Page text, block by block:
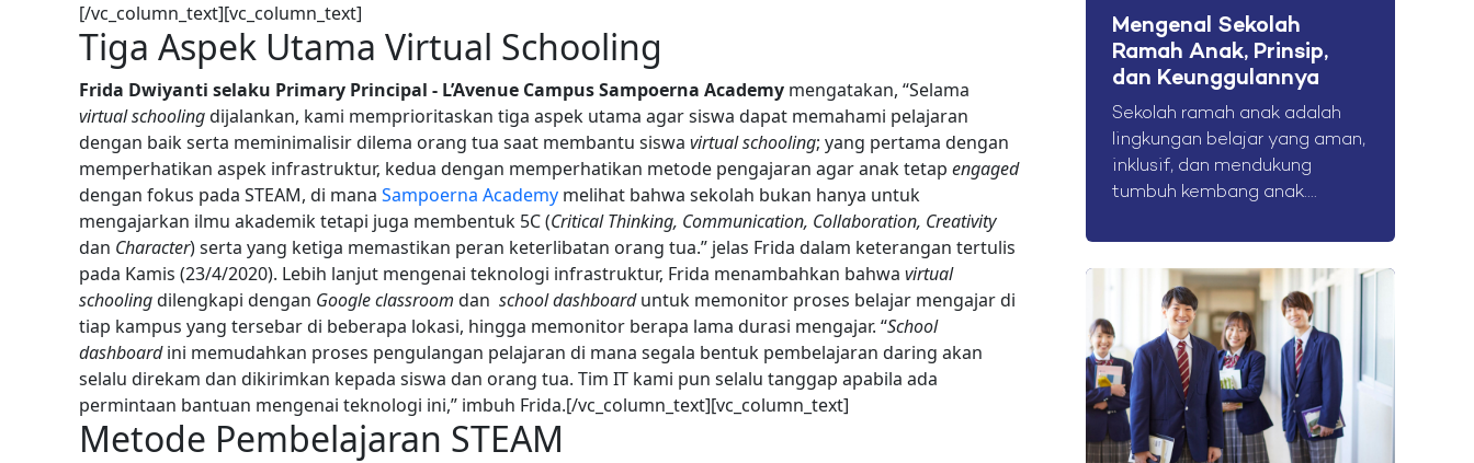
[/vc_column_text][vc_column_text]
Tiga Aspek Utama Virtual Schooling
Frida Dwiyanti selaku Primary Principal - L’Avenue Campus Sampoerna Academy mengatakan, “Selama
virtual schoolingdijalankan, kami memprioritaskan tiga aspek utama agar siswa dapat memahami pelajaran
dengan baik serta meminimalisir dilema orang tua saat membantu siswa virtual schooling; yang pertama dengan
memperhatikan aspek infrastruktur, kedua dengan memperhatikan metode pengajaran agar anak tetap engaged
dengan fokus pada STEAM, di mana Sampoerna Academy melihat bahwa sekolah bukan hanya untuk
mengajarkan ilmu akademik tetapi juga membentuk 5C (Critical Thinking, Communication, Collaboration, Creativity
dan Character) serta yang ketiga memastikan peran keterlibatan orang tua.” jelas Frida dalam keterangan tertulis
pada Kamis (23/4/2020). Lebih lanjut mengenai teknologi infrastruktur, Frida menambahkan bahwa virtual
schoolingdilengkapi dengan Google classroom dan school dashboarduntuk memonitor proses belajar mengajar di
tiap kampus yang tersebar di beberapa lokasi, hingga memonitor berapa lama durasi mengajar. “School
dashboardini memudahkan proses pengulangan pelajaran di mana segala bentuk pembelajaran daring akan
selalu direkam dan dikirimkan kepada siswa dan orang tua. Tim IT kami pun selalu tanggap apabila ada
permintaan bantuan mengenai teknologi ini,” imbuh Frida.[/vc_column_text][vc_column_text]
Metode Pembelajaran STEAM
Mengenal Sekolah
Ramah Anak, Prinsip,
dan Keunggulannya
Sekolah ramah anak adalah
lingkungan belajar yang aman,
inklusif, dan mendukung
tumbuh kembang anak....